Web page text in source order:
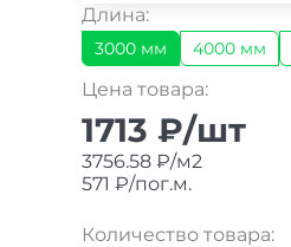
Длина:
3000 мм 4000 мм
Цена товара:
1713 ₽/шт
3756.58 ₽/м2
571 ₽/пог.м.
Количество товара: